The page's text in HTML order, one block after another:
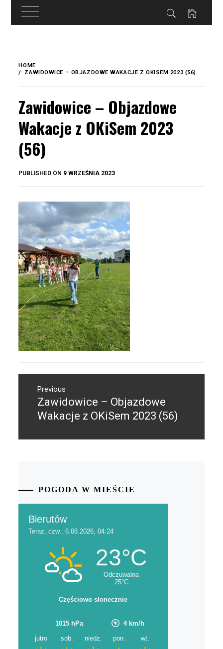
treści
content
HOME
ZAWIDOWICE – OBJAZDOWE WAKACJE Z OKISEM 2023 (56)
Zawidowice – Objazdowe
Wakacje z OKiSem 2023
(56)
PUBLISHED ON 9 WRZEŚNIA 2023
wpisuPrevious
Previous
post:
Zawidowice – Objazdowe
Wakacje z OKiSem 2023 (56)
POGODA W MIEŚCIE